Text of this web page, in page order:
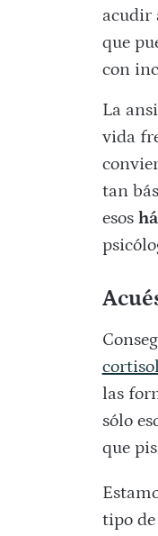
acudir
que
con
La
vida
tan
esos
cortisol
las
sólo
que
tipo de